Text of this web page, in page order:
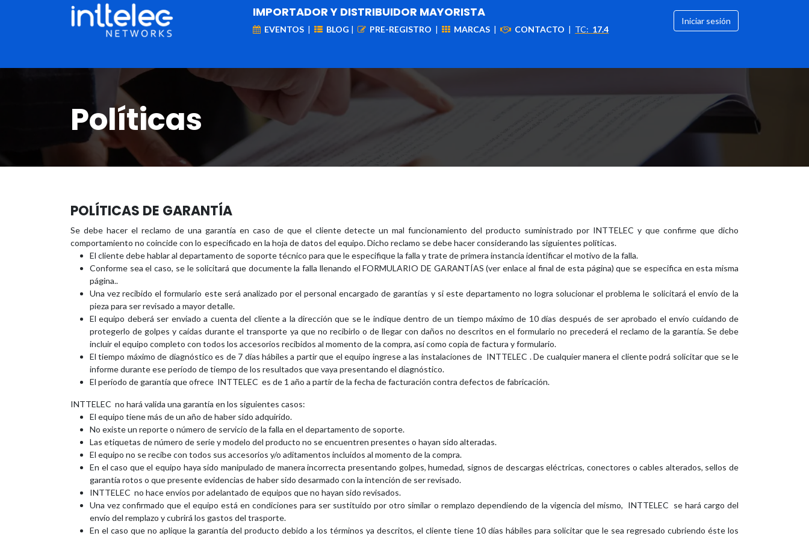
IMPORTADOR Y DISTRIBUIDOR MAYORISTA
EVENTOS | BLOG | PRE-REGISTRO | MARCAS | CONTACTO | TC: 17.4
Iniciar sesión
Políticas
POLÍTICAS DE GARANTÍA
Se debe hacer el reclamo de una garantía en caso de que el cliente detecte un mal funcionamiento del producto suministrado por INTTELEC y que confirme que dicho
comportamiento no coincide con lo especificado en la hoja de datos del equipo. Dicho reclamo se debe hacer considerando las siguientes políticas.
El cliente debe hablar al departamento de soporte técnico para que le especifique la falla y trate de primera instancia identificar el motivo de la falla.
Conforme sea el caso, se le solicitará que documente la falla llenando el FORMULARIO DE GARANTÍAS (ver enlace al final de esta página) que se especifica en esta misma
página..
Una vez recibido el formulario este será analizado por el personal encargado de garantías y si este departamento no logra solucionar el problema le solicitará el envío de la
pieza para ser revisado a mayor detalle.
El equipo deberá ser enviado a cuenta del cliente a la dirección que se le indique dentro de un tiempo máximo de 10 días después de ser aprobado el envío cuidando de
protegerlo de golpes y caídas durante el transporte ya que no recibirlo o de llegar con daños no descritos en el formulario no precederá el reclamo de la garantía. Se debe
incluir el equipo completo con todos los accesorios recibidos al momento de la compra, así como copia de factura y formulario.
El tiempo máximo de diagnóstico es de 7 días hábiles a partir que el equipo ingrese a las instalaciones de INTTELEC . De cualquier manera el cliente podrá solicitar que se le
informe durante ese período de tiempo de los resultados que vaya presentando el diagnóstico.
El período de garantía que ofrece INTTELEC es de 1 año a partir de la fecha de facturación contra defectos de fabricación.
INTTELEC no hará valida una garantía en los siguientes casos:
El equipo tiene más de un año de haber sido adquirido.
No existe un reporte o número de servicio de la falla en el departamento de soporte.
Las etiquetas de número de serie y modelo del producto no se encuentren presentes o hayan sido alteradas.
El equipo no se recibe con todos sus accesorios y/o aditamentos incluidos al momento de la compra.
En el caso que el equipo haya sido manipulado de manera incorrecta presentando golpes, humedad, signos de descargas eléctricas, conectores o cables alterados, sellos de
garantía rotos o que presente evidencias de haber sido desarmado con la intención de ser revisado.
INTTELEC no hace envíos por adelantado de equipos que no hayan sido revisados.
Una vez confirmado que el equipo está en condiciones para ser sustituido por otro similar o remplazo dependiendo de la vigencia del mismo, INTTELEC se hará cargo del
envío del remplazo y cubrirá los gastos del trasporte.
En el caso que no aplique la garantía del producto debido a los términos ya descritos, el cliente tiene 10 días hábiles para solicitar que le sea regresado cubriendo éste los